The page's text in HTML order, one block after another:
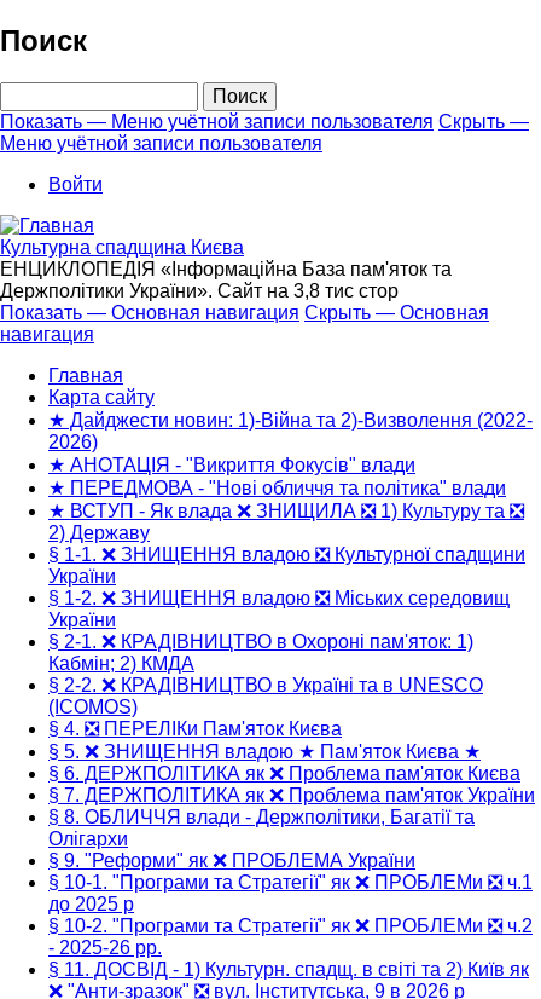
Перейти
к
основному
Поиск
Меню
учётной
записи
пользователя
Показать — Меню учётной записи пользователя Скрыть —
Меню учётной записи пользователя
Войти
Культурна спадщина Києва
ЕНЦИКЛОПЕДІЯ «Інформаційна База пам'яток та
Держполітики України». Сайт на 3,8 тис стор
Основная
навигация
Показать — Основная навигация Скрыть — Основная
навигация
Главная
Карта сайту
★ Дайджести новин: 1)-Війна та 2)-Визволення (2022-
2026)
★ АНОТАЦІЯ - "Викриття Фокусів" влади
★ ПЕРЕДМОВА - "Нові обличчя та політика" влади
★ ВСТУП - Як влада ❌ ЗНИЩИЛА ❎ 1) Культуру та ❎
2) Державу
§ 1-1. ❌ ЗНИЩЕННЯ владою ❎ Культурної спадщини
України
§ 1-2. ❌ ЗНИЩЕННЯ владою ❎ Міських середовищ
України
§ 2-1. ❌ КРАДІВНИЦТВО в Охороні пам'яток: 1)
Кабмін; 2) КМДА
§ 2-2. ❌ КРАДІВНИЦТВО в Україні та в UNESCO
(ICOMOS)
§ 4. ❎ ПЕРЕЛІКи Пам'яток Києва
§ 5. ❌ ЗНИЩЕННЯ владою ★ Пам'яток Києва ★
§ 6. ДЕРЖПОЛІТИКА як ❌ Проблема пам'яток Києва
§ 7. ДЕРЖПОЛІТИКА як ❌ Проблема пам'яток України
§ 8. ОБЛИЧЧЯ влади - Держполітики, Багатії та
Олігархи
§ 9. "Реформи" як ❌ ПРОБЛЕМА України
§ 10-1. "Програми та Стратегії" як ❌ ПРОБЛЕМи ❎ ч.1
до 2025 р
§ 10-2. "Програми та Стратегії" як ❌ ПРОБЛЕМи ❎ ч.2
- 2025-26 рр.
§ 11. ДОСВІД - 1) Культурн. спадщ. в світі та 2) Київ як
❌ "Анти-зразок" ❎ вул. Інститутська, 9 в 2026 р